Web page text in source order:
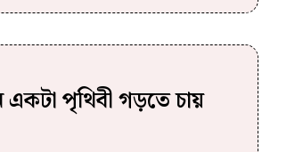
একটা পৃথিবী গড়তে চায়